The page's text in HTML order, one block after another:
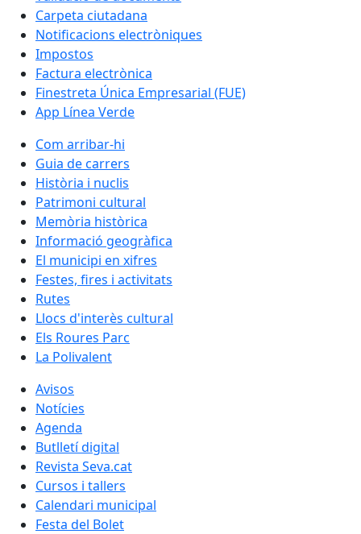
Carpeta ciutadana
Notificacions electròniques
Impostos
Factura electrònica
Finestreta Única Empresarial (FUE)
App Línea Verde
Com arribar-hi
Guia de carrers
Història i nuclis
Patrimoni cultural
Memòria històrica
Informació geogràfica
El municipi en xifres
Festes, fires i activitats
Rutes
Llocs d'interès cultural
Els Roures Parc
La Polivalent
Avisos
Notícies
Agenda
Butlletí digital
Revista Seva.cat
Cursos i tallers
Calendari municipal
Festa del Bolet